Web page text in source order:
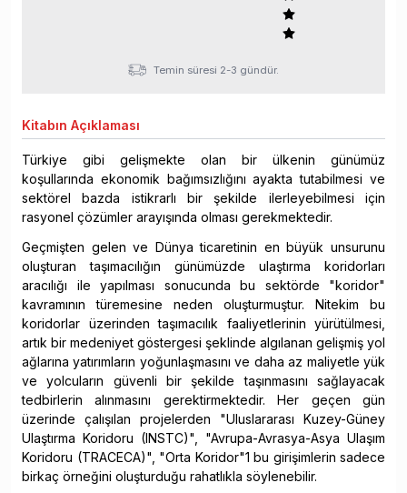
Temin süresi 2-3 gündür.
Kitabın Açıklaması
Türkiye gibi gelişmekte olan bir ülkenin günümüz
koşullarında ekonomik bağımsızlığını ayakta tutabilmesi ve
sektörel bazda istikrarlı bir şekilde ilerleyebilmesi için
rasyonel çözümler arayışında olması gerekmektedir.
Geçmişten gelen ve Dünya ticaretinin en büyük unsurunu
oluşturan taşımacılığın günümüzde ulaştırma koridorları
aracılığı ile yapılması sonucunda bu sektörde "koridor"
kavramının türemesine neden oluşturmuştur. Nitekim bu
koridorlar üzerinden taşımacılık faaliyetlerinin yürütülmesi,
artık bir medeniyet göstergesi şeklinde algılanan gelişmiş yol
ağlarına yatırımların yoğunlaşmasını ve daha az maliyetle yük
ve yolcuların güvenli bir şekilde taşınmasını sağlayacak
tedbirlerin alınmasını gerektirmektedir. Her geçen gün
üzerinde çalışılan projelerden "Uluslararası Kuzey-Güney
Ulaştırma Koridoru (INSTC)", "Avrupa-Avrasya-Asya Ulaşım
Koridoru (TRACECA)", "Orta Koridor"1 bu girişimlerin sadece
birkaç örneğini oluşturduğu rahatlıkla söylenebilir.